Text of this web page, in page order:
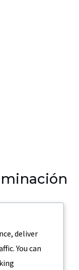
para
Medellin,
deliver
You can